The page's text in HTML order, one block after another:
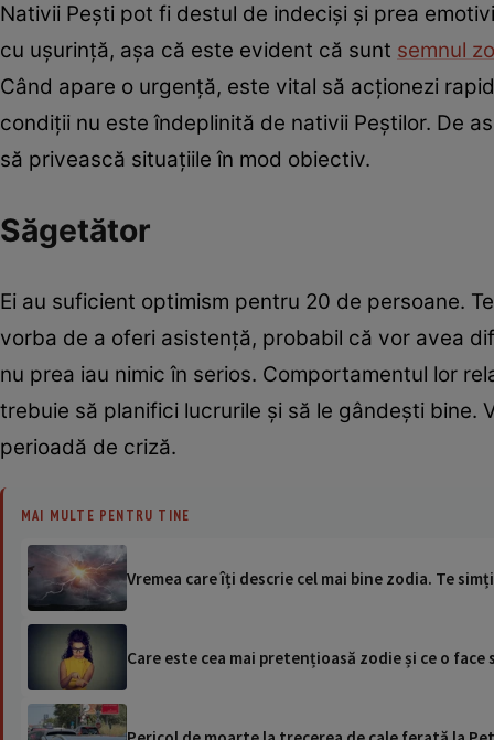
Nativii Peşti pot fi destul de indecişi şi prea
cu ușurință, așa că este evident că sunt semnul
Când apare o urgenţă, este vital să acționezi
condiţii nu este îndeplinită de nativii Peștilor. De
să privească situațiile în mod obiectiv.
Săgetător
Ei au suficient optimism pentru 20 de persoane.
vorba de a oferi asistență, probabil că vor avea
nu prea iau nimic în serios. Comportamentul lor
trebuie să planifici lucrurile și să le gândeşti
perioadă de criză.
MAI MULTE PENTRU TINE
Vremea care îți descrie cel mai bine zodia. Te
Care este cea mai pretențioasă zodie și ce o